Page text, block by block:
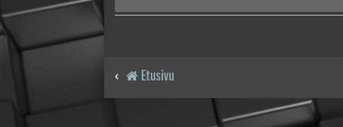
Etusivu